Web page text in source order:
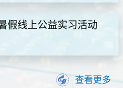
假线上公益实习活动
查看更多